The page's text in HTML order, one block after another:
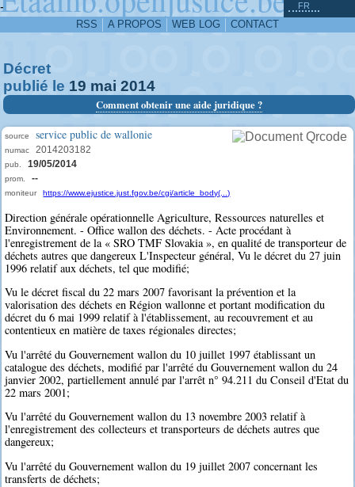
-
RSS A PROPOS WEB LOG CONTACT
FR
Décret
publié le 19 mai 2014
Comment obtenir une aide juridique ?
source service public de wallonie
numac 2014203182
pub. 19/05/2014
prom. --
moniteur https://www.ejustice.just.fgov.be/cgi/article_body(...)
Direction générale opérationnelle Agriculture, Ressources naturelles et
Environnement. - Office wallon des déchets. - Acte procédant à
l'enregistrement de la « SRO TMF Slovakia », en qualité de transporteur de
déchets autres que dangereux L'Inspecteur général, Vu le décret du 27 juin
1996 relatif aux déchets, tel que modifié;
Vu le décret fiscal du 22 mars 2007 favorisant la prévention et la
valorisation des déchets en Région wallonne et portant modification du
décret du 6 mai 1999 relatif à l'établissement, au recouvrement et au
contentieux en matière de taxes régionales directes;
Vu l'arrêté du Gouvernement wallon du 10 juillet 1997 établissant un
catalogue des déchets, modifié par l'arrêté du Gouvernement wallon du 24
janvier 2002, partiellement annulé par l'arrêt n° 94.211 du Conseil d'Etat du
22 mars 2001;
Vu l'arrêté du Gouvernement wallon du 13 novembre 2003 relatif à
l'enregistrement des collecteurs et transporteurs de déchets autres que
dangereux;
Vu l'arrêté du Gouvernement wallon du 19 juillet 2007 concernant les
transferts de déchets;
^